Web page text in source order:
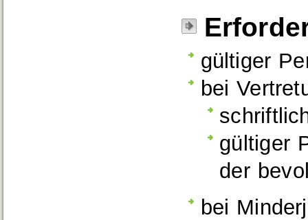
gültiger
bei
gültiger
der
bei